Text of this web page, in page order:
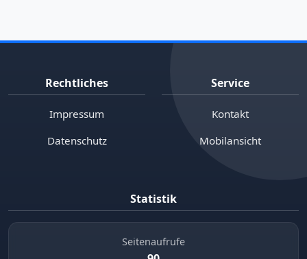
Rechtliches
Impressum
Datenschutz
Service
Kontakt
Mobilansicht
Statistik
Seitenaufrufe